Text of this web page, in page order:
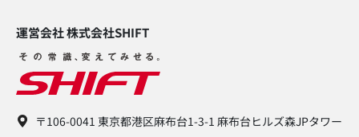
運営会社 株式会社SHIFT​
〒106-0041 東京都港区麻布台1-3-1 麻布台ヒルズ森JPタワー